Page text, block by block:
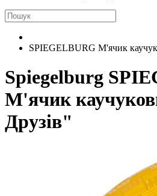
SPIEGELBURG М'ячик
Spiegelburg
М'ячик
Друзів"